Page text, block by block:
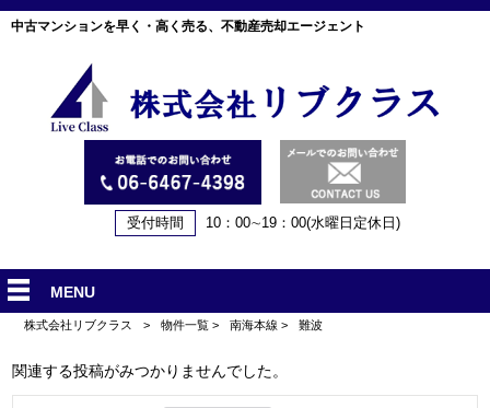
中古マンションを早く・高く売る、不動産売却エージェント
受付時間 10：00∼19：00(水曜日定休日)
MENU
株式会社リブクラス > 物件一覧 > 南海本線 > 難波
関連する投稿がみつかりませんでした。